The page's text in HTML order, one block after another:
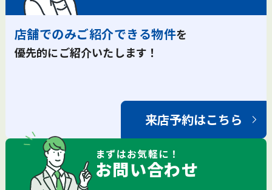
店舗でのみご紹介できる物件を
優先的にご紹介いたします！
来店予約はこちら
まずはお気軽に！
お問い合わせ